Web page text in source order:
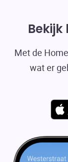
Bekijk
Met de
wat er